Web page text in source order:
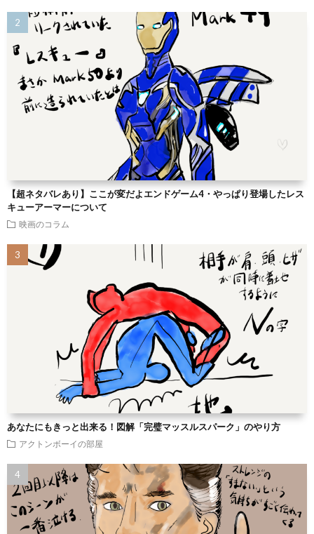
【超ネタバレあり】ここが変だよエンドゲーム4・やっぱり登場したレス
キューアーマーについて
映画のコラム
あなたにもきっと出来る！図解「完璧マッスルスパーク」のやり方
アクトンボーイの部屋